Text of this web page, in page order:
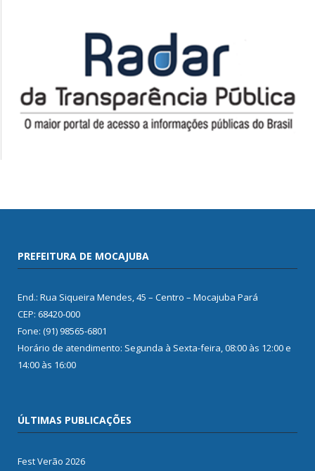
PREFEITURA DE MOCAJUBA
End.: Rua Siqueira Mendes, 45 – Centro – Mocajuba Pará
CEP: 68420-000
Fone: (91) 98565-6801
Horário de atendimento: Segunda à Sexta-feira, 08:00 às 12:00 e
14:00 às 16:00
ÚLTIMAS PUBLICAÇÕES
Fest Verão 2026